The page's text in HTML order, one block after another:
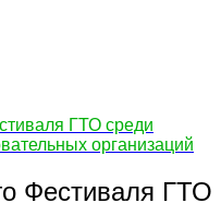
ГТО среди
организаций
Фестиваля ГТО